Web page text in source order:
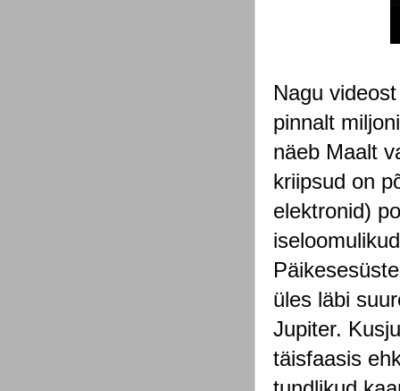
Nagu
pinnalt
näeb Maalt
kriipsud on
elektronid)
üles läbi
Jupiter.
täisfaasis